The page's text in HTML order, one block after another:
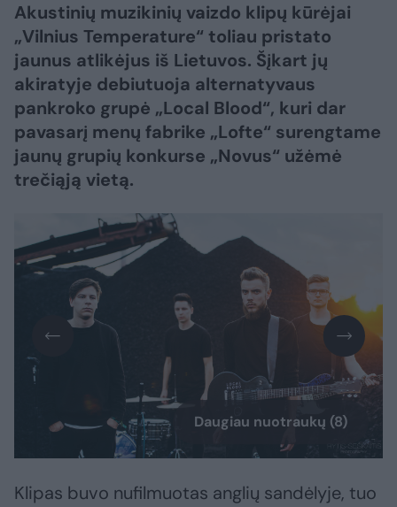
Akustinių muzikinių vaizdo klipų kūrėjai
„Vilnius Temperature“ toliau pristato
jaunus atlikėjus iš Lietuvos. Šįkart jų
akiratyje debiutuoja alternatyvaus
pankroko grupė „Local Blood“, kuri dar
pavasarį menų fabrike „Lofte“ surengtame
jaunų grupių konkurse „Novus“ užėmė
trečiąją vietą.
Daugiau nuotraukų (8)
Klipas buvo nufilmuotas anglių sandėlyje, tuo